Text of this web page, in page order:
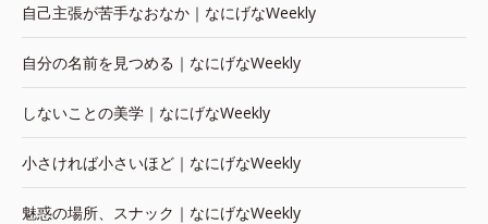
自己主張が苦手なおなか｜なにげなWeekly
自分の名前を見つめる｜なにげなWeekly
しないことの美学｜なにげなWeekly
小さければ小さいほど｜なにげなWeekly
魅惑の場所、スナック｜なにげなWeekly